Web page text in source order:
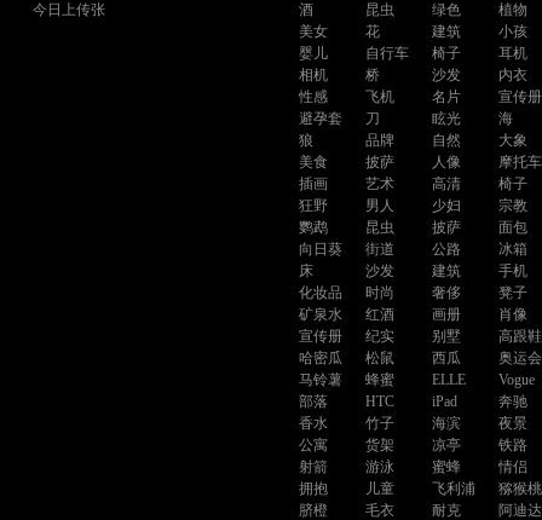
今日上传张
酒
昆虫 绿色
植物
美女
花 建筑
小孩
婴儿
自行车 椅子
耳机
相机
桥 沙发
内衣
性感
飞机 名片
宣传册
避孕套
刀 眩光
海
狼
品牌 自然
大象
美食
披萨 人像
摩托车
插画
艺术 高清
椅子
狂野
男人 少妇
宗教
鹦鹉
昆虫 披萨
面包
向日葵
街道 公路
冰箱
床
沙发 建筑
手机
化妆品
时尚 奢侈
凳子
矿泉水
红酒 画册
肖像
宣传册
纪实 别墅
高跟鞋
哈密瓜
松鼠 西瓜
奥运会
马铃薯
蜂蜜 ELLE
Vogue
部落
HTC iPad
奔驰
香水
竹子 海滨
夜景
公寓
货架 凉亭
铁路
射箭
游泳 蜜蜂
情侣
拥抱
儿童 飞利浦
猕猴桃
脐橙
毛衣 耐克
阿迪